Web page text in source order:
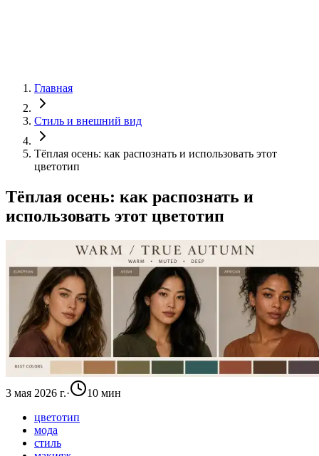
Главная
Стиль и внешний вид
Тёплая осень: как распознать и использовать этот
цветотип
Тёплая осень: как распознать и
использовать этот цветотип
3 мая 2026 г.·
10 мин
цветотип
мода
стиль